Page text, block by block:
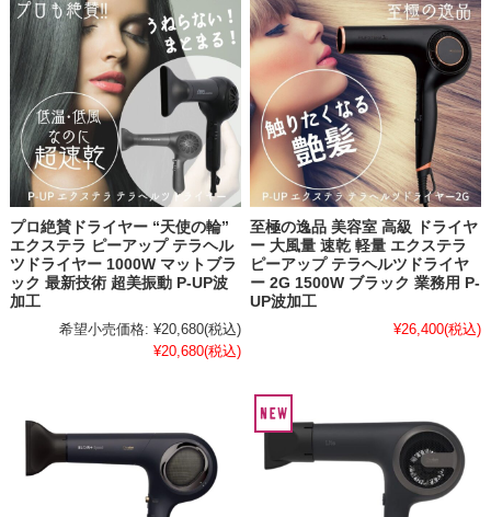
プロ絶賛ドライヤー “天使の輪”
エクステラ ピーアップ テラヘル
ツドライヤー 1000W マットブラ
ック 最新技術 超美振動 P-UP波
加工
希望小売価格: ¥20,680(税込)
¥20,680(税込)
至極の逸品 美容室 高級 ドライヤ
ー 大風量 速乾 軽量 エクステラ
ピーアップ テラヘルツドライヤ
ー 2G 1500W ブラック 業務用 P-
UP波加工
¥26,400(税込)